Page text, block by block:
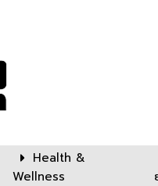
Health &
Wellness